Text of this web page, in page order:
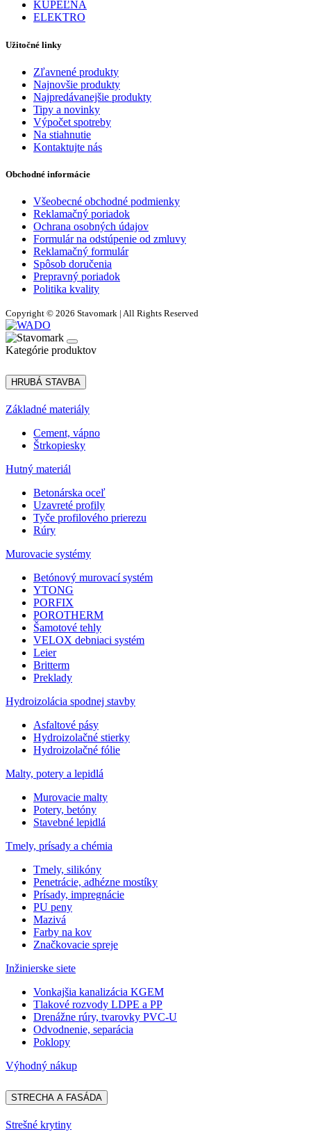
KÚPEĽŇA
ELEKTRO
Užitočné linky
Zľavnené produkty
Najnovšie produkty
Najpredávanejšie produkty
Tipy a novinky
Výpočet spotreby
Na stiahnutie
Kontaktujte nás
Obchodné informácie
Všeobecné obchodné podmienky
Reklamačný poriadok
Ochrana osobných údajov
Formulár na odstúpenie od zmluvy
Reklamačný formulár
Spôsob doručenia
Prepravný poriadok
Politika kvality
Copyright © 2026 Stavomark | All Rights Reserved
Kategórie produktov
HRUBÁ STAVBA
Základné materiály
Cement, vápno
Štrkopiesky
Hutný materiál
Betonárska oceľ
Uzavreté profily
Tyče profilového prierezu
Rúry
Murovacie systémy
Betónový murovací systém
YTONG
PORFIX
POROTHERM
Šamotové tehly
VELOX debniaci systém
Leier
Britterm
Preklady
Hydroizolácia spodnej stavby
Asfaltové pásy
Hydroizolačné stierky
Hydroizolačné fólie
Malty, potery a lepidlá
Murovacie malty
Potery, betóny
Stavebné lepidlá
Tmely, prísady a chémia
Tmely, silikóny
Penetrácie, adhézne mostíky
Prísady, impregnácie
PU peny
Mazivá
Farby na kov
Značkovacie spreje
Inžinierske siete
Vonkajšia kanalizácia KGEM
Tlakové rozvody LDPE a PP
Drenážne rúry, tvarovky PVC-U
Odvodnenie, separácia
Poklopy
Výhodný nákup
STRECHA A FASÁDA
Strešné krytiny